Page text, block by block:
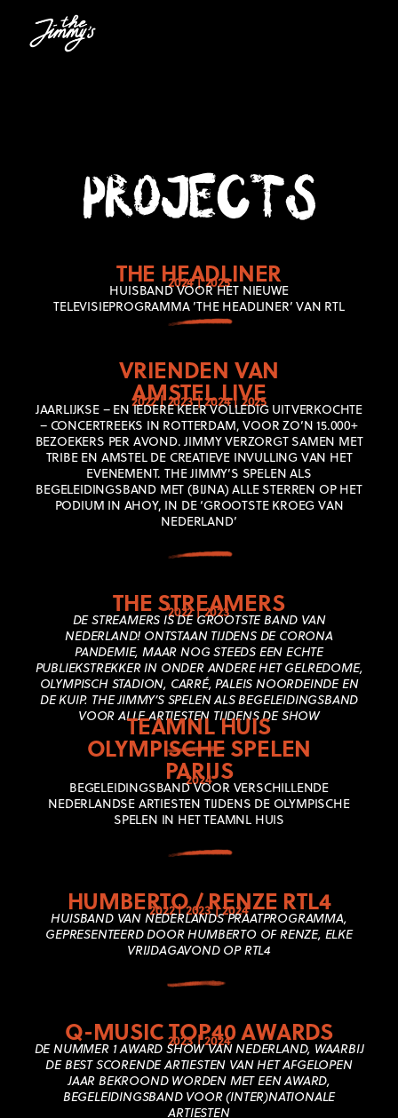
PROJECTS
THE HEADLINER
2024 | 2025
HUISBAND VOOR HET NIEUWE
TELEVISIEPROGRAMMA ’THE HEADLINER’ VAN RTL
VRIENDEN VAN
AMSTEL LIVE
2022 | 2023 | 2024 | 2025
JAARLIJKSE – EN IEDERE KEER VOLLEDIG UITVERKOCHTE
– CONCERTREEKS IN ROTTERDAM, VOOR ZO’N 15.000+
BEZOEKERS PER AVOND. JIMMY VERZORGT SAMEN MET
TRIBE EN AMSTEL DE CREATIEVE INVULLING VAN HET
EVENEMENT. THE JIMMY’S SPELEN ALS
BEGELEIDINGSBAND MET (BIJNA) ALLE STERREN OP HET
PODIUM IN AHOY, IN DE ‘GROOTSTE KROEG VAN
NEDERLAND’
THE STREAMERS
2022 | 2023
DE STREAMERS IS DE GROOTSTE BAND VAN
NEDERLAND! ONTSTAAN TIJDENS DE CORONA
PANDEMIE, MAAR NOG STEEDS EEN ECHTE
PUBLIEKSTREKKER IN ONDER ANDERE HET GELREDOME,
OLYMPISCH STADION, CARRÉ, PALEIS NOORDEINDE EN
DE KUIP. THE JIMMY’S SPELEN ALS BEGELEIDINGSBAND
VOOR ALLE ARTIESTEN TIJDENS DE SHOW
TEAMNL HUIS
OLYMPISCHE SPELEN
PARIJS
2024
BEGELEIDINGSBAND VOOR VERSCHILLENDE
NEDERLANDSE ARTIESTEN TIJDENS DE OLYMPISCHE
SPELEN IN HET TEAMNL HUIS
HUMBERTO / RENZE RTL4
2022 | 2023 | 2024
HUISBAND VAN NEDERLANDS PRAATPROGRAMMA,
GEPRESENTEERD DOOR HUMBERTO OF RENZE, ELKE
VRIJDAGAVOND OP RTL4
Q-MUSIC TOP40 AWARDS
2023 | 2024
DE NUMMER 1 AWARD SHOW VAN NEDERLAND, WAARBIJ
DE BEST SCORENDE ARTIESTEN VAN HET AFGELOPEN
JAAR BEKROOND WORDEN MET EEN AWARD,
BEGELEIDINGSBAND VOOR (INTER)NATIONALE
ARTIESTEN